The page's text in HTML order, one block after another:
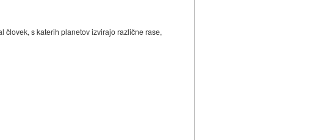
človek, s katerih planetov izvirajo različne rase,